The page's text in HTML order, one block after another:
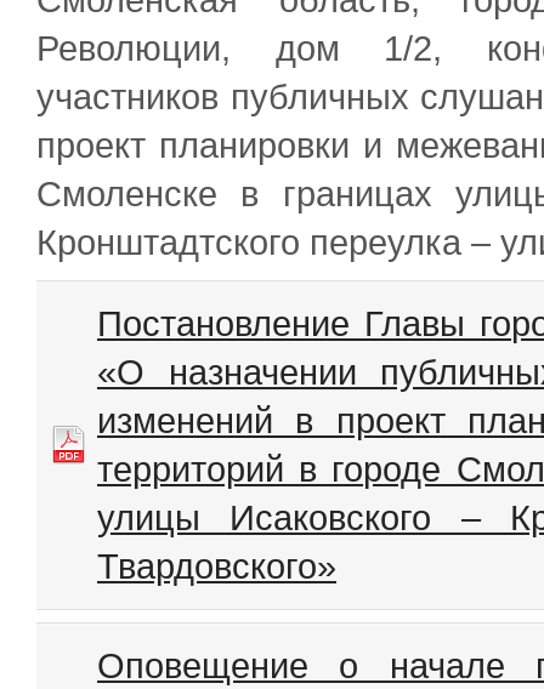
Революции, дом 1/2,
участников публичных
проект планировки и
Смоленске в границах
Кронштадтского переулка –
Постановление Главы
«О назначении
изменений в проект
территорий в городе
улицы Исаковского –
Твардовского»
Оповещение о начале